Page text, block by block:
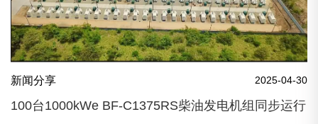
新闻分享 2025-04-30
100台1000kWe BF-C1375RS柴油发电机组同步运行